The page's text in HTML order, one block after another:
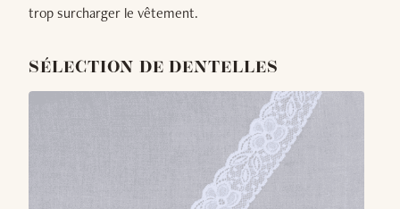
trop surcharger le vêtement.
SÉLECTION DE DENTELLES